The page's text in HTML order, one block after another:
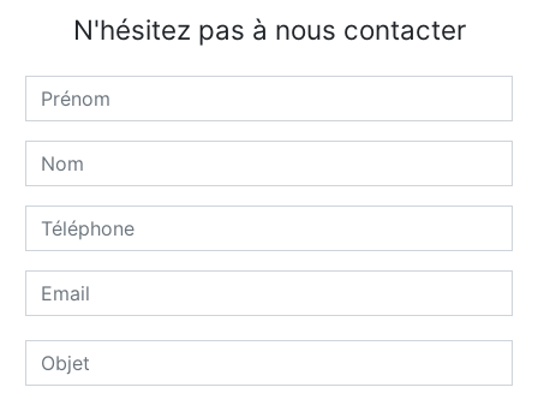
N'hésitez pas à nous contacter